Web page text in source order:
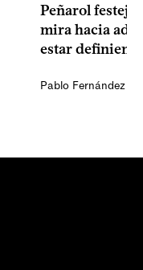
Peñarol
mira hacia
estar
Pablo Fernández